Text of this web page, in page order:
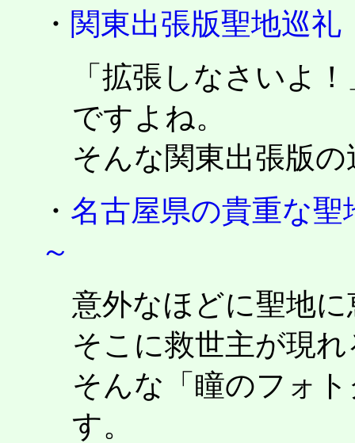
・ 関東出張版聖地巡
「拡張しなさいよ
ですよね。
そんな関東出張版
・ 名古屋県の貴重な
～
意外なほどに聖地
そこに救世主が現
そんな「瞳のフォ
す。